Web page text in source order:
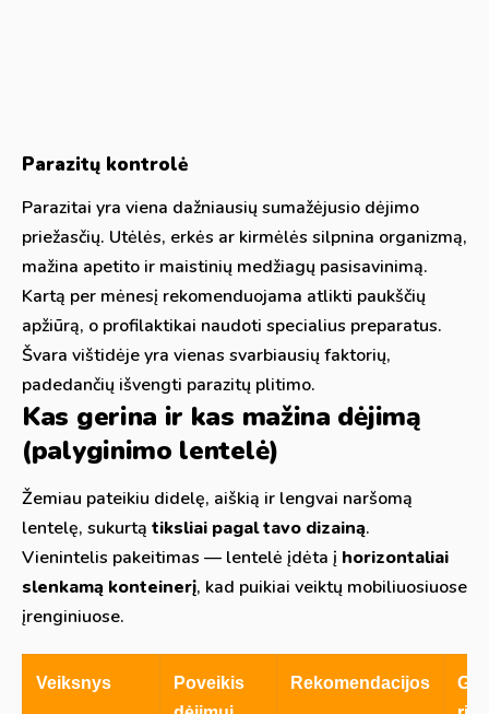
Parazitų kontrolė
Parazitai yra viena dažniausių sumažėjusio dėjimo
priežasčių. Utėlės, erkės ar kirmėlės silpnina organizmą,
mažina apetito ir maistinių medžiagų pasisavinimą.
Kartą per mėnesį rekomenduojama atlikti paukščių
apžiūrą, o profilaktikai naudoti specialius preparatus.
Švara vištidėje yra vienas svarbiausių faktorių,
padedančių išvengti parazitų plitimo.
Kas gerina ir kas mažina dėjimą
(palyginimo lentelė)
Žemiau pateikiu didelę, aiškią ir lengvai naršomą
lentelę, sukurtą tiksliai pagal tavo dizainą.
Vienintelis pakeitimas — lentelė įdėta į horizontaliai
slenkamą konteinerį, kad puikiai veiktų mobiliuosiuose
įrenginiuose.
Veiksnys
Poveikis
Rekomendacijos